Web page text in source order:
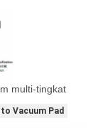
multi-tingkat
Vacuum Pad